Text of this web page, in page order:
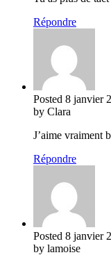
Répondre
Posted 8 janvier
by Clara
J’aime vraiment
Répondre
Posted 8 janvier
by lamoise